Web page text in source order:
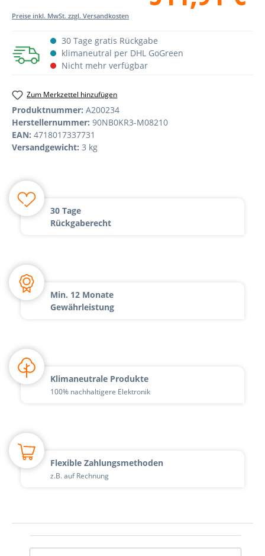
Preise inkl. MwSt. zzgl. Versandkosten
30 Tage gratis Rückgabe
klimaneutral per DHL GoGreen
Nicht mehr verfügbar
Zum Merkzettel hinzufügen
Produktnummer: A200234
Herstellernummer: 90NB0KR3-M08210
EAN: 4718017337731
Versandgewicht: 3 kg
30 Tage
Rückgaberecht
Min. 12 Monate
Gewährleistung
Klimaneutrale Produkte
100% nachhaltigere Elektronik
Flexible Zahlungsmethoden
z.B. auf Rechnung